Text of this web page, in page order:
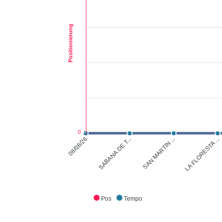
Pos Tempo
08/08/26 SABANA DE T... SAN MARTIN ... LA FLORESTA ...
0
Positionierung